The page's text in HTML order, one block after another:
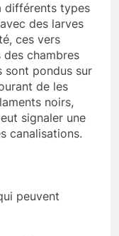
différents types
des larves
ces vers
chambres
sont pondus sur
de les
noirs,
signaler une
canalisations.
peuvent